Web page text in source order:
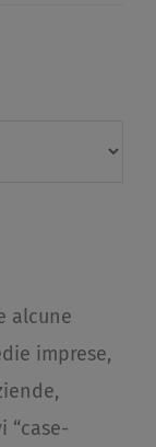
alcune
imprese,
“case-